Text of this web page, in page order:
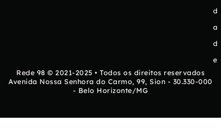
d
a
d
e
Rede 98 © 2021-2025 • Todos os direitos reservados
Avenida Nossa Senhora do Carmo, 99, Sion - 30.330-000
- Belo Horizonte/MG